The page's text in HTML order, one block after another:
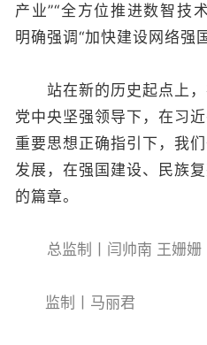
产业”“全方位推进数智技
明确强调“加快建设网络强国
站在新的历史起点上，
党中央坚强领导下，在习
重要思想正确指引下，我
发展，在强国建设、民族
的篇章。
总监制丨闫帅南 王姗姗
监制丨马丽君